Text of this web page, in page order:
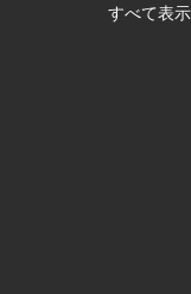
すべて表示